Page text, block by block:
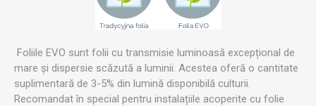
Foliile EVO sunt folii cu transmisie luminoasă excepțional de
mare și dispersie scăzută a luminii. Acestea oferă o cantitate
suplimentară de 3-5% din lumină disponibilă culturii.
Recomandat în special pentru instalațiile acoperite cu folie